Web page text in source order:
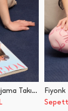
Papatya Desenli Bisiklet Yaka Pijama Takımı
Fiyonk